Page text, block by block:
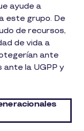
ayude a
este grupo. De
de recursos,
de vida a
ante
la UGPP y